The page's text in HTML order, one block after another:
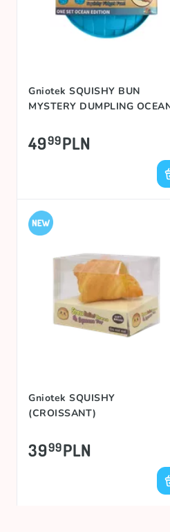
Gniotek SQUISHY BUN
MYSTERY DUMPLING
4999PLN
Gniotek SQUISHY
(CROISSANT)
3999PLN